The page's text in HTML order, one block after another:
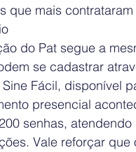
que mais
do Pat segue a
se cadastrar
Fácil, disponível
presencial
senhas,
Vale reforçar